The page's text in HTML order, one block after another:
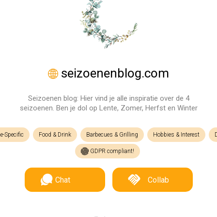
seizoenenblog.com
Seizoenen blog: Hier vind je alle inspiratie over de 4
seizoenen. Ben je dol op Lente, Zomer, Herfst en Winter
Specific Food & Drink Barbecues & Grilling Hobbies & Interest
GDPR compliant!
Chat Collab